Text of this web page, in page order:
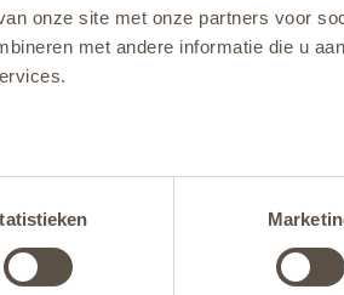
onze site met onze partners voor
met andere informatie die u